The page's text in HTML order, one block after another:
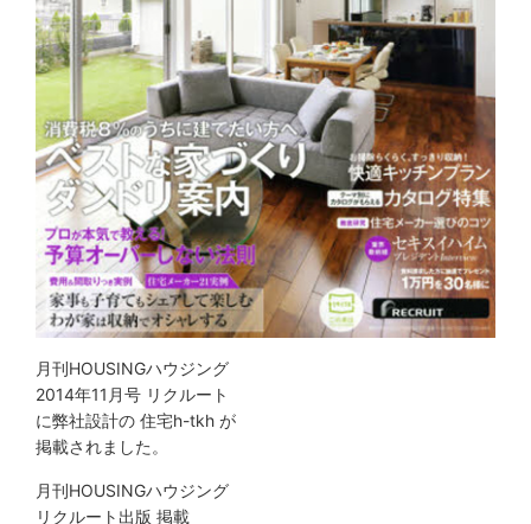
月刊HOUSINGハウジング
2014年11月号 リクルート
に弊社設計の 住宅h-tkh が
掲載されました。
月刊HOUSINGハウジング
リクルート出版 掲載